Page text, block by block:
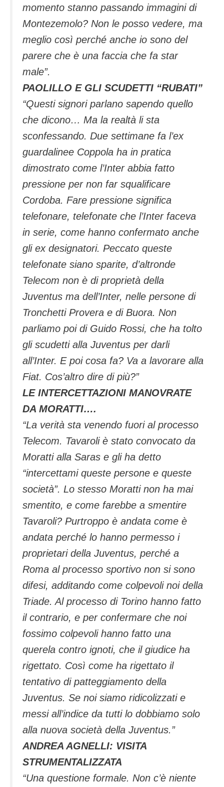
momento stanno passando immagini di
Montezemolo? Non le posso vedere, ma
meglio così perché anche io sono del
parere che è una faccia che fa star
male”.
PAOLILLO E GLI SCUDETTI “RUBATI”
“Questi signori parlano sapendo quello
che dicono… Ma la realtà li sta
sconfessando. Due settimane fa l’ex
guardalinee Coppola ha in pratica
dimostrato come l’Inter abbia fatto
pressione per non far squalificare
Cordoba. Fare pressione significa
telefonare, telefonate che l’Inter faceva
in serie, come hanno confermato anche
gli ex designatori. Peccato queste
telefonate siano sparite, d’altronde
Telecom non è di proprietà della
Juventus ma dell’Inter, nelle persone di
Tronchetti Provera e di Buora. Non
parliamo poi di Guido Rossi, che ha tolto
gli scudetti alla Juventus per darli
all’Inter. E poi cosa fa? Va a lavorare alla
Fiat. Cos’altro dire di più?”
LE INTERCETTAZIONI MANOVRATE
DA MORATTI….
“La verità sta venendo fuori al processo
Telecom. Tavaroli è stato convocato da
Moratti alla Saras e gli ha detto
“intercettami queste persone e queste
società”. Lo stesso Moratti non ha mai
smentito, e come farebbe a smentire
Tavaroli? Purtroppo è andata come è
andata perché lo hanno permesso i
proprietari della Juventus, perché a
Roma al processo sportivo non si sono
difesi, additando come colpevoli noi della
Triade. Al processo di Torino hanno fatto
il contrario, e per confermare che noi
fossimo colpevoli hanno fatto una
querela contro ignoti, che il giudice ha
rigettato. Così come ha rigettato il
tentativo di patteggiamento della
Juventus. Se noi siamo ridicolizzati e
messi all’indice da tutti lo dobbiamo solo
alla nuova società della Juventus.”
ANDREA AGNELLI: VISITA
STRUMENTALIZZATA
“Una questione formale. Non c’è niente